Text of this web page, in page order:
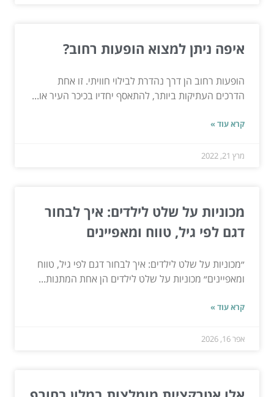
איפה ניתן למצוא הופעות רחוב?
הופעות רחוב הן דרך נהדרת לבילוי חוויתי. זו אחת
הדרכים העתיקות ביותר, להתאסף יחדיו בכיכר העיר או...
קרא עוד »
מרץ 21, 2022
מכוניות על שלט לילדים: איך לבחור
דגם לפי גיל, טווח ומאפיינים
״מכוניות על שלט לילדים: איך לבחור דגם לפי גיל, טווח
ומאפיינים״ מכוניות על שלט לילדים הן אחת המתנות...
קרא עוד »
אפר 16, 2026